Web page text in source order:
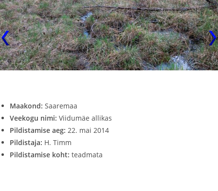
Maakond: Saaremaa
Veekogu nimi: Viidumäe allikas
Pildistamise aeg: 22. mai 2014
Pildistaja: H. Timm
Pildistamise koht: teadmata